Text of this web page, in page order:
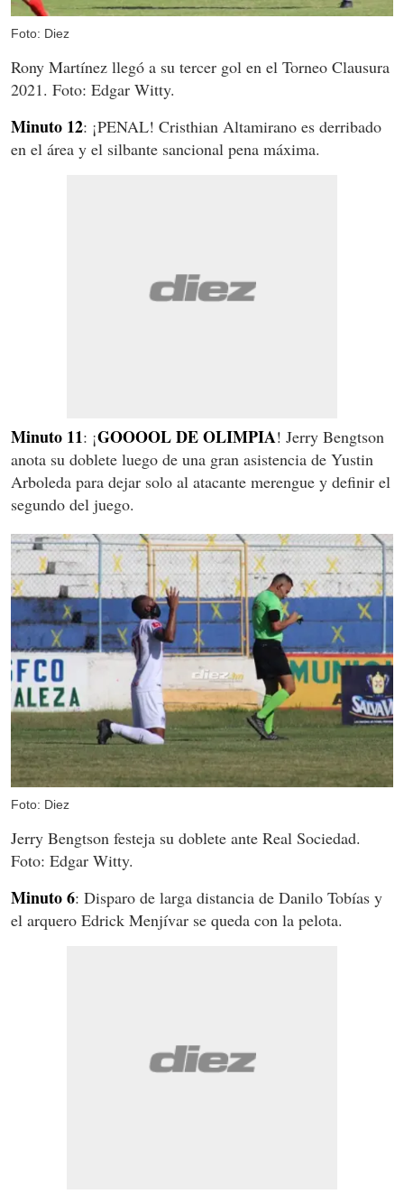
Foto: Diez
Rony Martínez llegó a su tercer gol en el Torneo Clausura
2021. Foto: Edgar Witty.
Minuto 12: ¡PENAL! Cristhian Altamirano es derribado
en el área y el silbante sancional pena máxima.
Minuto 11: ¡GOOOOL DE OLIMPIA! Jerry Bengtson
anota su doblete luego de una gran asistencia de Yustin
Arboleda para dejar solo al atacante merengue y definir el
segundo del juego.
Foto: Diez
Jerry Bengtson festeja su doblete ante Real Sociedad.
Foto: Edgar Witty.
Minuto 6: Disparo de larga distancia de Danilo Tobías y
el arquero Edrick Menjívar se queda con la pelota.